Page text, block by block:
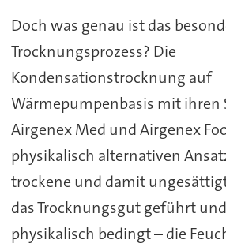
Doch was genau ist das
Trocknungsprozess? Die
Kondensationstrocknung auf
Wärmepumpenbasis mit ihren
Airgenex Med und Airgenex
physikalisch alternativen
trockene und damit
das Trocknungsgut geführt
physikalisch bedingt – die